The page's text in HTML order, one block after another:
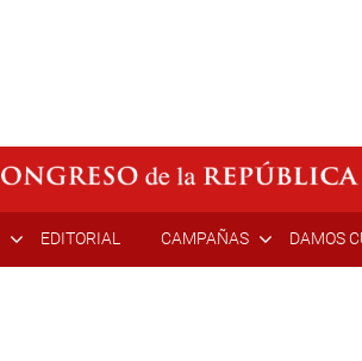
EDITORIAL CAMPAÑAS DAMOS